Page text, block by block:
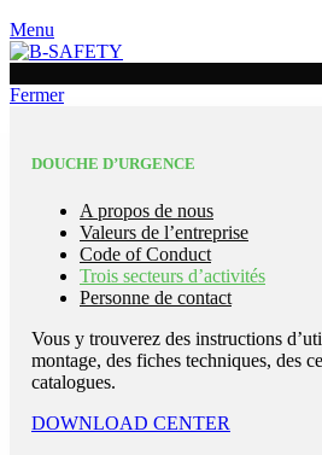
Menu
Fermer
DOUCHE D’URGENCE
A propos de nous
Valeurs de l’entreprise
Code of Conduct
Trois secteurs d’activités
Personne de contact
Vous y trouverez des instructions
montage, des fiches techniques, des
catalogues.
DOWNLOAD CENTER